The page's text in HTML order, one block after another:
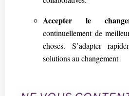
Accepter le
continuellement de
choses. S’adapter
solutions au changement